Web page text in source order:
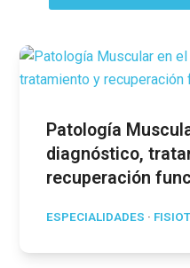
Patología
diagnóstico,
recuperación
ESPECIALIDADES ·